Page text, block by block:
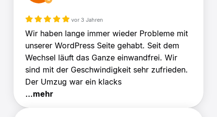
vor 3 Jahren
Wir haben lange immer wieder Probleme mit
unserer WordPress Seite gehabt. Seit dem
Wechsel läuft das Ganze einwandfrei. Wir
sind mit der Geschwindigkeit sehr zufrieden.
Der Umzug war ein klacks
…mehr